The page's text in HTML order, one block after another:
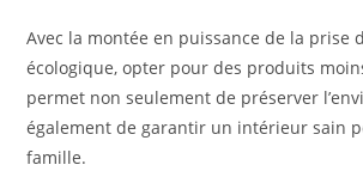
Avec la montée en puissance de la prise
écologique, opter pour des produits
permet non seulement de préserver
également de garantir un intérieur sain
famille.